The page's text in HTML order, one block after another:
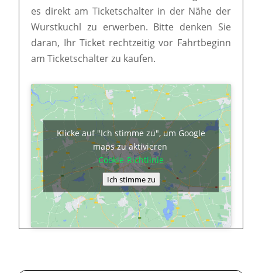
es direkt am Ticketschalter in der Nähe der
Wurstkuchl zu erwerben. Bitte denken Sie
daran, Ihr Ticket rechtzeitig vor Fahrtbeginn
am Ticketschalter zu kaufen.
Klicke auf "Ich stimme zu", um Google
maps zu aktivieren
Cookie-Richtlinie
Ich stimme zu